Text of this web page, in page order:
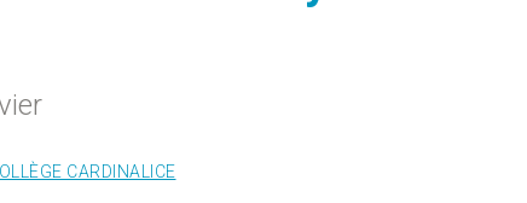
CARDINALICE